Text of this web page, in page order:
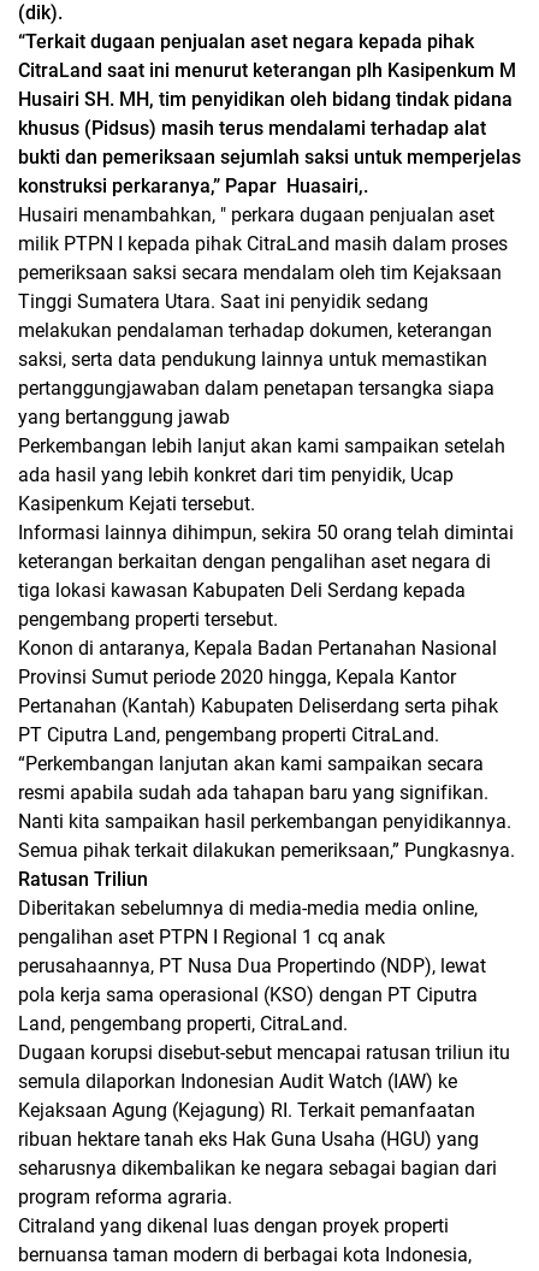
(dik).
“Terkait dugaan penjualan aset negara kepada pihak
CitraLand saat ini menurut keterangan plh Kasipenkum M
Husairi SH. MH, tim penyidikan oleh bidang tindak pidana
khusus (Pidsus) masih terus mendalami terhadap alat
bukti dan pemeriksaan sejumlah saksi untuk memperjelas
konstruksi perkaranya,” Papar Huasairi,.
Husairi menambahkan, " perkara dugaan penjualan aset
milik PTPN I kepada pihak CitraLand masih dalam proses
pemeriksaan saksi secara mendalam oleh tim Kejaksaan
Tinggi Sumatera Utara. Saat ini penyidik sedang
melakukan pendalaman terhadap dokumen, keterangan
saksi, serta data pendukung lainnya untuk memastikan
pertanggungjawaban dalam penetapan tersangka siapa
yang bertanggung jawab
Perkembangan lebih lanjut akan kami sampaikan setelah
ada hasil yang lebih konkret dari tim penyidik, Ucap
Kasipenkum Kejati tersebut.
Informasi lainnya dihimpun, sekira 50 orang telah dimintai
keterangan berkaitan dengan pengalihan aset negara di
tiga lokasi kawasan Kabupaten Deli Serdang kepada
pengembang properti tersebut.
Konon di antaranya, Kepala Badan Pertanahan Nasional
Provinsi Sumut periode 2020 hingga, Kepala Kantor
Pertanahan (Kantah) Kabupaten Deliserdang serta pihak
PT Ciputra Land, pengembang properti CitraLand.
“Perkembangan lanjutan akan kami sampaikan secara
resmi apabila sudah ada tahapan baru yang signifikan.
Nanti kita sampaikan hasil perkembangan penyidikannya.
Semua pihak terkait dilakukan pemeriksaan,” Pungkasnya.
Ratusan Triliun
Diberitakan sebelumnya di media-media media online,
pengalihan aset PTPN I Regional 1 cq anak
perusahaannya, PT Nusa Dua Propertindo (NDP), lewat
pola kerja sama operasional (KSO) dengan PT Ciputra
Land, pengembang properti, CitraLand.
Dugaan korupsi disebut-sebut mencapai ratusan triliun itu
semula dilaporkan Indonesian Audit Watch (IAW) ke
Kejaksaan Agung (Kejagung) RI. Terkait pemanfaatan
ribuan hektare tanah eks Hak Guna Usaha (HGU) yang
seharusnya dikembalikan ke negara sebagai bagian dari
program reforma agraria.
Citraland yang dikenal luas dengan proyek properti
bernuansa taman modern di berbagai kota Indonesia,